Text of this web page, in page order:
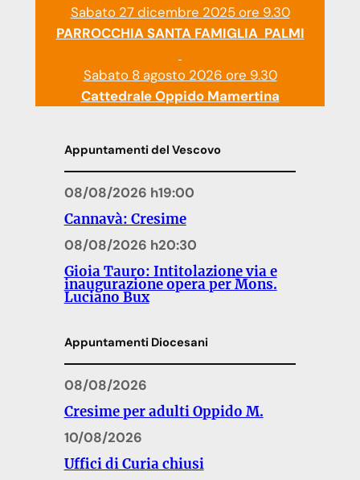
Sabato 27 dicembre 2025 ore 9.30
PARROCCHIA SANTA FAMIGLIA PALMI
Sabato 8 agosto 2026 ore 9.30
Cattedrale Oppido Mamertina
Appuntamenti del Vescovo
08/08/2026 h19:00
Cannavà: Cresime
08/08/2026 h20:30
Gioia Tauro: Intitolazione via e
inaugurazione opera per Mons.
Luciano Bux
Appuntamenti Diocesani
08/08/2026
Cresime per adulti Oppido M.
10/08/2026
Uffici di Curia chiusi